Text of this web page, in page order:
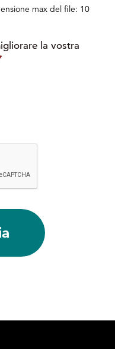
max del file: 10
la vostra